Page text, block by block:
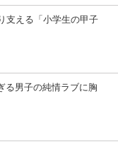
支える「小学生の甲子
る男子の純情ラブに胸